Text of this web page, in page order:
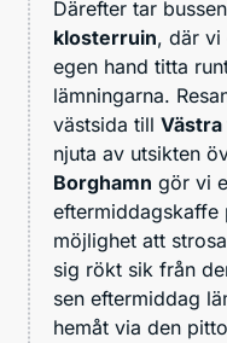
Därefter tar
klosterruin, där
egen hand titta
lämningarna.
västsida till
njuta av utsikten
Borghamn gör vi
eftermiddagskaffe
möjlighet att
sig rökt sik från
sen eftermiddag
hemåt via den